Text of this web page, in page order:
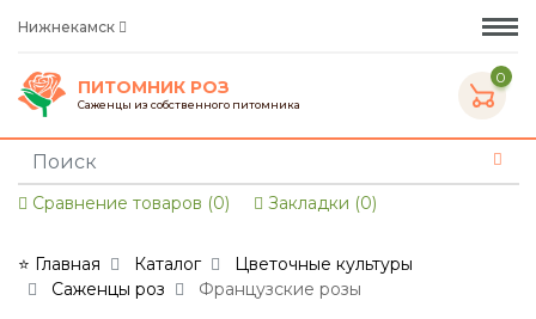
Нижнекамск
ПИТОМНИК РОЗ
Саженцы из собственного питомника
0
Сравнение товаров (0) Закладки (0)
⭐ Главная Каталог
Цветочные культуры
Саженцы роз
Французские розы